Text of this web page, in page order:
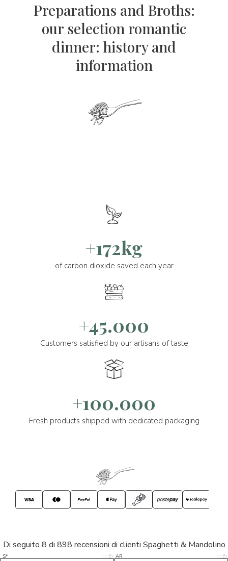
Preparations and Broths:
our selection romantic
dinner: history and
information
+172kg
of carbon dioxide saved each year
+45.000
Customers satisfied by our artisans of taste
+100.000
Fresh products shipped with dedicated packaging
Di seguito 8 di 898 recensioni di clienti Spaghetti & Mandolino
S* 5/5 AR 5/5